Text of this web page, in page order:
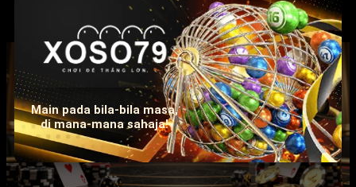
Main pada bila-bila masa,
di mana-mana sahaja!